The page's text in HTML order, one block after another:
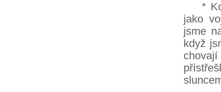
*
jako
jsme
když